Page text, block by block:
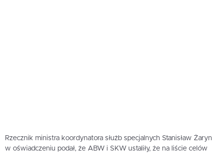
Rzecznik ministra koordynatora służb specjalnych Stanisław Żaryn
w oświadczeniu podał, że ABW i SKW ustaliły, że na liście celów